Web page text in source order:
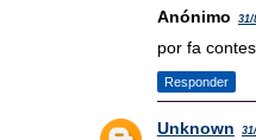
Anónimo 31/
por fa
Responder
Unknown